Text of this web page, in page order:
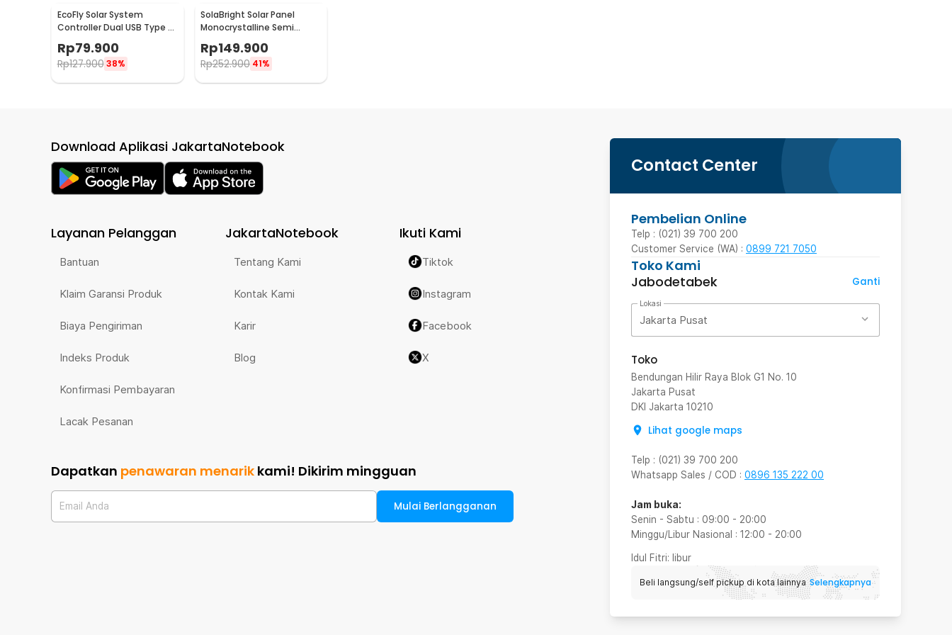
EcoFly Solar System
Controller Dual USB Type C
Rp79.900
Rp127.900 38%
SolaBright Solar Panel
Monocrystalline Semi
SN30
Rp149.900
Rp252.900 41%
Contact Center
Pembelian Online
Telp : (021) 39 700 200
Customer Service (WA) : 0899 721 7050
Toko Kami
Jabodetabek
Ganti
Lokasi
Jakarta Pusat
Toko
Bendungan Hilir Raya Blok G1 No. 10
Jakarta Pusat
DKI Jakarta 10210
Lihat google maps
Telp : (021) 39 700 200
Whatsapp Sales / COD : 0896 135 222 00
Jam buka:
Senin - Sabtu : 09:00 - 20:00
Minggu/Libur Nasional : 12:00 - 20:00
Idul Fitri: libur
Beli langsung/self pickup di kota lainnya Selengkapnya
Download Aplikasi JakartaNotebook
Layanan Pelanggan
Bantuan
Klaim Garansi Produk
Biaya Pengiriman
Indeks Produk
Konfirmasi Pembayaran
Lacak Pesanan
JakartaNotebook
Tentang Kami
Kontak Kami
Karir
Blog
Ikuti Kami
Tiktok
Instagram
Facebook
X
Dapatkan penawaran menarik kami! Dikirim mingguan
Email Anda Mulai Berlangganan